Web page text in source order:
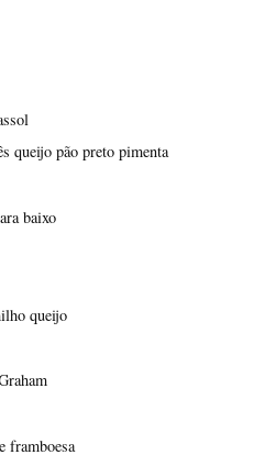
queijo pão preto pimenta
baixo
queijo
framboesa